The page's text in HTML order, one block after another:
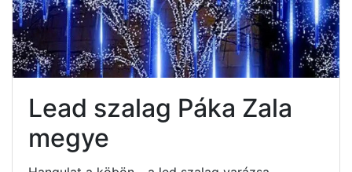
Lead szalag Páka Zala
megye